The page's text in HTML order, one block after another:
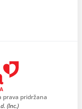
prava pridržana
(Inc.)